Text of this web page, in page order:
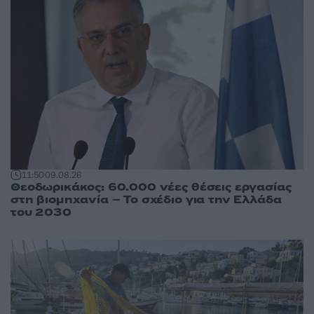
11:5009.08.26
Θεοδωρικάκος: 60.000 νέες θέσεις εργασίας
στη βιομηχανία – Το σχέδιο για την Ελλάδα
του 2030